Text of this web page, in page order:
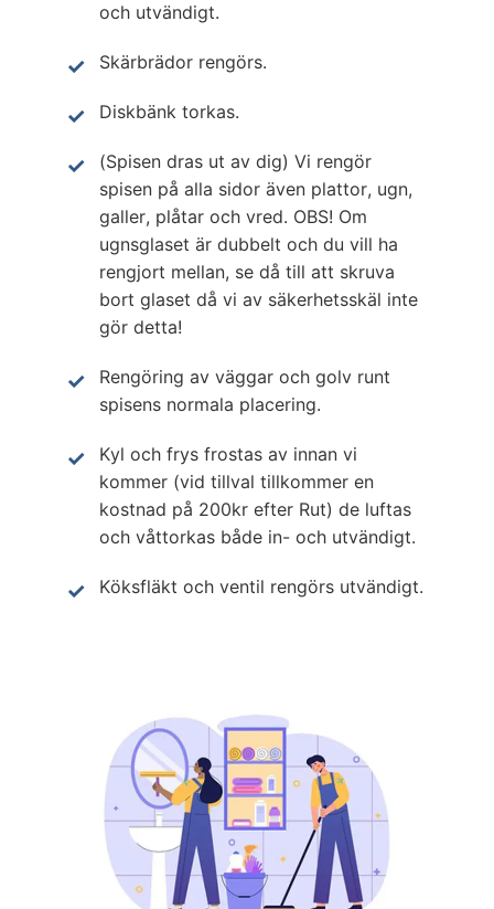
och utvändigt.
Skärbrädor rengörs.
Diskbänk torkas.
(Spisen dras ut av dig) Vi rengör
spisen på alla sidor även plattor, ugn,
galler, plåtar och vred. OBS! Om
ugnsglaset är dubbelt och du vill ha
rengjort mellan, se då till att skruva
bort glaset då vi av säkerhetsskäl inte
gör detta!
Rengöring av väggar och golv runt
spisens normala placering.
Kyl och frys frostas av innan vi
kommer (vid tillval tillkommer en
kostnad på 200kr efter Rut) de luftas
och våttorkas både in- och utvändigt.
Köksfläkt och ventil rengörs utvändigt.